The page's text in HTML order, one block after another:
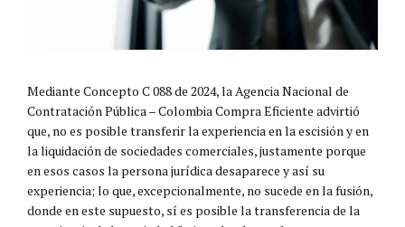
Mediante Concepto C 088 de 2024, la Agencia Nacional de
Contratación Pública – Colombia Compra Eficiente advirtió
que, no es posible transferir la experiencia en la escisión y en
la liquidación de sociedades comerciales, justamente porque
en esos casos la persona jurídica desaparece y así su
experiencia; lo que, excepcionalmente, no sucede en la fusión,
donde en este supuesto, sí es posible la transferencia de la